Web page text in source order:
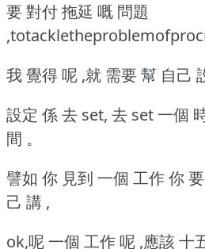
要 對付 拖延 嘅 問題
我 覺得 呢 ,就 需要 幫 自己
設定 係 去 set, 去 set 一個
間 。
譬如 你 見到 一個 工作 你
己 講 ,
ok,呢 一個 工作 呢 ,應該 十